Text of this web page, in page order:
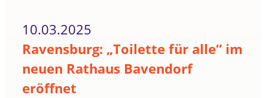
10.03.2025
Ravensburg: „Toilette für alle“ im
neuen Rathaus Bavendorf
eröffnet